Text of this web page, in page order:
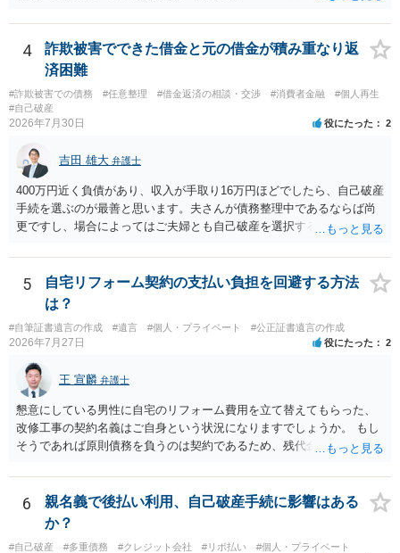
4
詐欺被害でできた借金と元の借金が積み重なり返
済困難
#詐欺被害での債務 #任意整理 #借金返済の相談・交渉 #消費者金融
#個人再生
#自己破産
2026年7月30日 役にたった 2
吉田 雄大 弁護士
400万円近く負債があり、収入が手取り16万円ほどでしたら、自己破産
手続を選ぶのが最善と思います。夫さんが債務整理中であるならば尚
更ですし、場合によってはご夫婦とも自己破産を選択する方法もある
5
自宅リフォーム契約の支払い負担を回避する方法
は？
#自筆証書遺言の作成 #遺言 #個人・プライベート #公正証書遺言の作成
2026年7月27日 役にたった 2
王 宣麟 弁護士
懇意にしている男性に自宅のリフォーム費用を立て替えてもらった、
改修工事の契約名義はご自身という状況になりますでしょうか。 もし
そうであれば原則債務を負うのは契約であるため、残代金を捻出して
ます。 入籍した場合でも、原則契約者が単独で全ての債務を負うこと
には変わりがありません。 なかなか対応に難しい案件であり、公開の
場でアドバイスを行うのも限界があるように思われますので、資料等
を持参のうえ個別に弁護士に相談されることをお勧めします。
6
親名義で後払い利用、自己破産手続に影響はある
か？
#自己破産 #多重債務 #クレジット会社 #リボ払い #個人・プライベート